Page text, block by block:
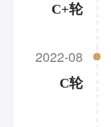
C+轮
2022-08
C轮